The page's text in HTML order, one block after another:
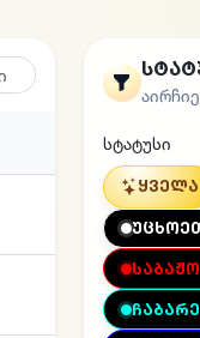
სტატუსი
ყველა